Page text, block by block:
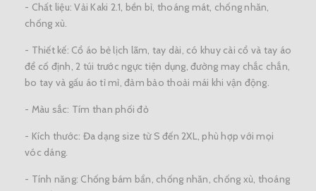
- Chất liệu: Vải Kaki 2.1, bền bỉ, thoáng mát, chống nhăn,
chống xù.
- Thiết kế: Cổ áo bẻ lịch lãm, tay dài, có khuy cài cổ và tay áo
để cố định, 2 túi trước ngực tiện dụng, đường may chắc chắn,
bo tay và gấu áo tỉ mỉ, đảm bảo thoải mái khi vận động.
- Màu sắc: Tím than phối đỏ
- Kích thước: Đa dạng size từ S đến 2XL, phù hợp với mọi
vóc dáng.
- Tính năng: Chống bám bẩn, chống nhăn, chống xù, thoáng